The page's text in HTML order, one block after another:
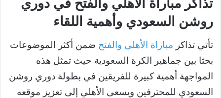
تذاكر مباراة الأهلي والفتح في دوري
روشن السعودي وأهمية اللقاء
تأتي تذاكر مباراة الأهلي والفتح ضمن أكثر الموضوعات
بحثا بين جماهير الكرة السعودية حيث تمثل هذه
المواجهة أهمية كبيرة للفريقين في بطولة دوري روشن
السعودي للمحترفين ويسعى الأهلي إلى تعزيز موقعه